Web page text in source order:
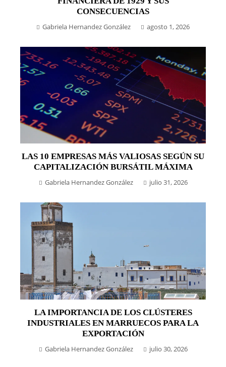
CONSECUENCIAS
Gabriela Hernandez González agosto 1, 2026
LAS 10 EMPRESAS MÁS VALIOSAS SEGÚN SU
CAPITALIZACIÓN BURSÁTIL MÁXIMA
Gabriela Hernandez González julio 31, 2026
LA IMPORTANCIA DE LOS CLÚSTERES
INDUSTRIALES EN MARRUECOS PARA LA
EXPORTACIÓN
Gabriela Hernandez González julio 30, 2026